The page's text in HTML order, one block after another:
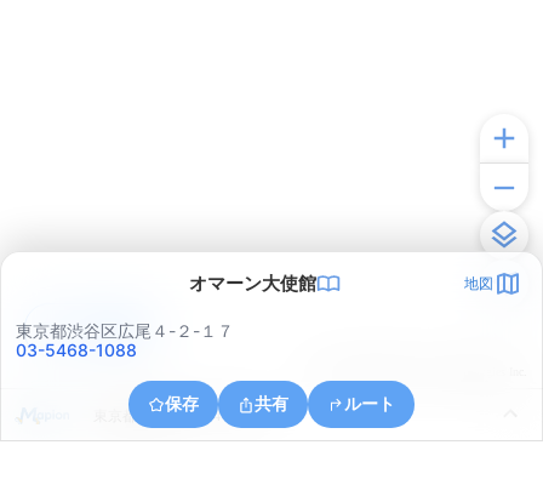
オマーン大使館 地図
東京都渋谷区広尾４-２-１７
03-5468-1088
保存 共有 ルート
東京都港区虎ノ門４丁目３
アプリで見る